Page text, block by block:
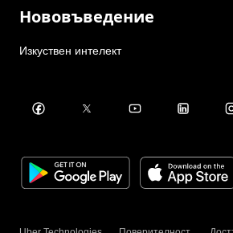
Нововъведение
Изкуствен интелект